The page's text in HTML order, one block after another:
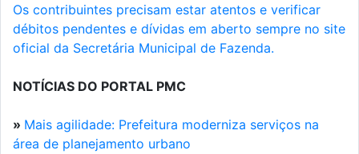
Os contribuintes precisam estar atentos e verificar
débitos pendentes e dívidas em aberto sempre no site
oficial da Secretária Municipal de Fazenda.
NOTÍCIAS DO PORTAL PMC
» Mais agilidade: Prefeitura moderniza serviços na
área de planejamento urbano